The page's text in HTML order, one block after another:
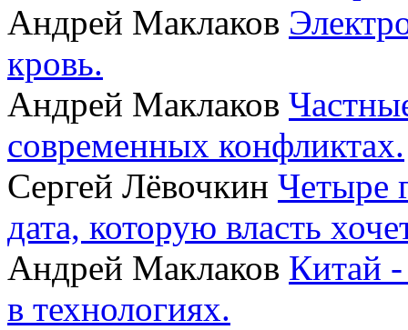
Андрей Маклаков
кровь.
Андрей Маклаков
современных конфликтах.
Сергей Лёвочкин Четыре
дата, которую власть
Андрей Маклаков Китай
в технологиях.